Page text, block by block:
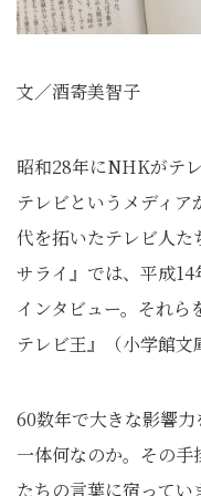
文／酒寄美智子
昭和28年にNHKがテ
テレビというメディ
代を拓いたテレビ人
サライ』では、平成
インタビュー。それ
テレビ王』（小学館文
60数年で大きな影響
一体何なのか。その
たちの言葉に宿ってい